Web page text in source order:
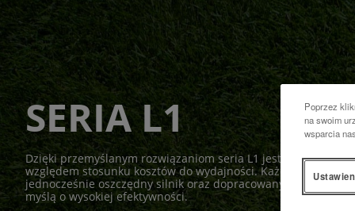
SERIA L1
Dzięki przemyślanym rozwiązaniom seria L1 jest liderem
względem stosunku kosztów do wydajności. Każda maszyna
jednocześnie oszczędny silnik oraz dopracowany system
myślą o wysokiej efektywności.
Poprzez
na swoim
wsparcia